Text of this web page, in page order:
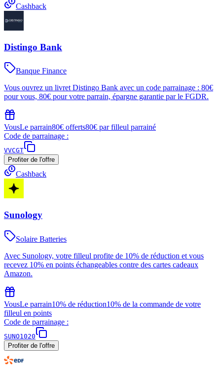
Cashback
Distingo Bank
Banque Finance
Vous ouvrez un livret Distingo Bank avec un code parrainage : 80€
pour vous, 80€ pour votre parrain, épargne garantie par le FGDR.
VousLe parrain80€ offerts80€ par filleul parrainé
Code de parrainage :
VVCGT
Profiter de l'offre
Cashback
Sunology
Solaire Batteries
Avec Sunology, votre filleul profite de 10% de réduction et vous
recevez 10% en points échangeables contre des cartes cadeaux
Amazon.
VousLe parrain10% de réduction10% de la commande de votre
filleul en points
Code de parrainage :
SUNO1020
Profiter de l'offre